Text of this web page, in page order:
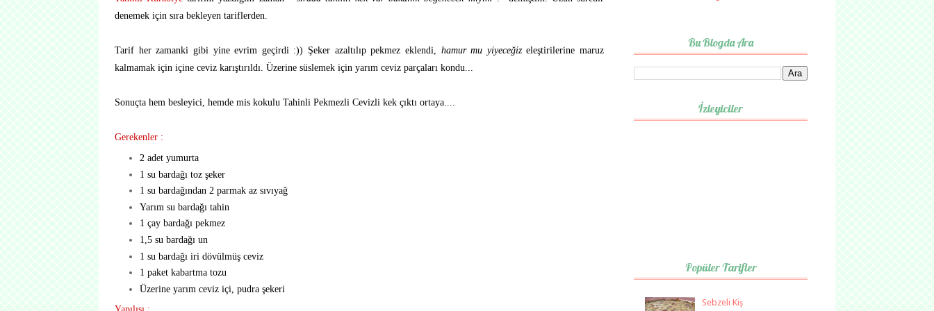
denemek için sıra bekleyen tariflerden.
Tarif her zamanki gibi yine evrim geçirdi :)) Şeker azaltılıp pekmez eklendi, hamur mu yiyeceğizeleştirilerine maruz
kalmamak için içine ceviz karıştırıldı. Üzerine süslemek için yarım ceviz parçaları kondu...
Sonuçta hem besleyici, hemde mis kokulu Tahinli Pekmezli Cevizli kek çıktı ortaya....
Gerekenler :
2 adet yumurta
1 su bardağı toz şeker
1 su bardağından 2 parmak az sıvıyağ
Yarım su bardağı tahin
1 çay bardağı pekmez
1,5 su bardağı un
1 su bardağı iri dövülmüş ceviz
1 paket kabartma tozu
Üzerine yarım ceviz içi, pudra şekeri
Yapılışı :
Bu Blogda Ara
İzleyiciler
Popüler Tarifler
Sebzeli Kiş